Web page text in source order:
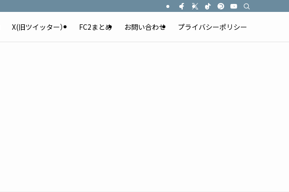
X(旧ツイッター） FC2まとめ お問い合わせ プライバシーポリシー